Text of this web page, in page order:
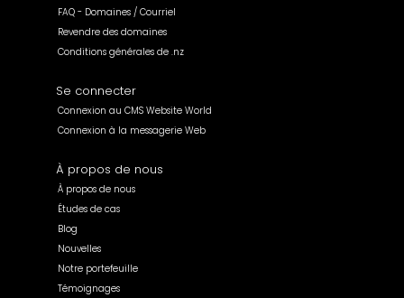
FAQ - Domaines / Courriel
Revendre des domaines
Conditions générales de .nz
Se connecter
Connexion au CMS Website World
Connexion à la messagerie Web
À propos de nous
À propos de nous
Études de cas
Blog
Nouvelles
Notre portefeuille
Témoignages